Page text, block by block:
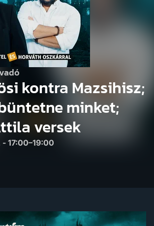
Műsor
Hírek
kontra Mazsihisz;
minket;
versek
17:00–19:00